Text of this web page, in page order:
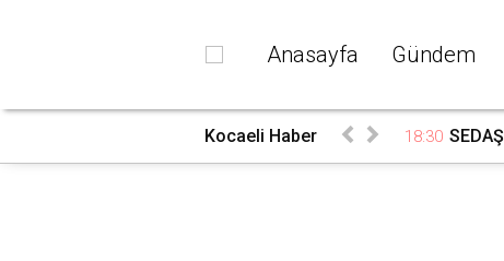
Anasayfa Gündem
Kocaeli Haber 18:30